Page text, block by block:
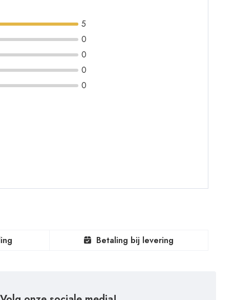
5
0
0
0
0
Betaling bij levering